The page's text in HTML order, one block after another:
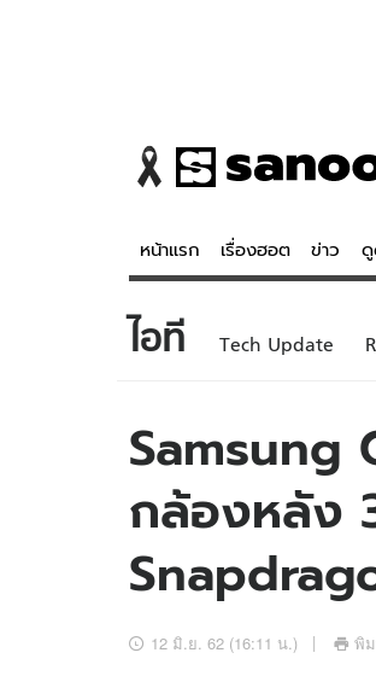
หน้าแรก เรื่องฮอต ข่าว
ข่าว
ข่าวบันเทิง
ข่าวกีฬา
ข่าวเศรษฐกิจ
อัปเดตจีน
ไอที Tech Update
Samsung
กล้องหลัง
12 มิ.ย. 62 (16:11 น.) พิ